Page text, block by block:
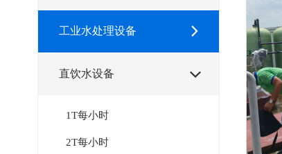
工业水处理设备 
直饮水设备 
1T每小时
2T每小时